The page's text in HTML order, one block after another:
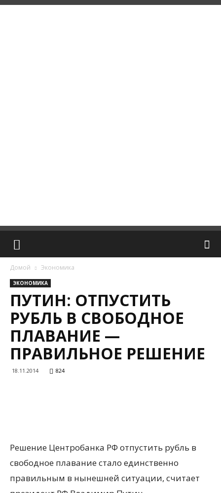
Домой Экономика
ЭКОНОМИКА
ПУТИН: ОТПУСТИТЬ
РУБЛЬ В СВОБОДНОЕ
ПЛАВАНИЕ —
ПРАВИЛЬНОЕ РЕШЕНИЕ
18.11.2014 824
Решение Центробанка РФ отпустить рубль в
свободное плавание стало единственно
правильным в нынешней ситуации, считает